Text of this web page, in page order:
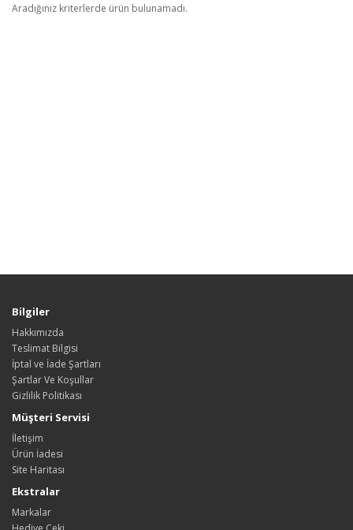
Aradığınız kriterlerde ürün bulunamadı.
Bilgiler
Hakkımızda
Teslimat Bilgisi
İptal ve İade Şartları
Şartlar Ve Koşullar
Gizlilik Politikası
Müşteri Servisi
İletişim
Ürün İadesi
Site Haritası
Ekstralar
Markalar